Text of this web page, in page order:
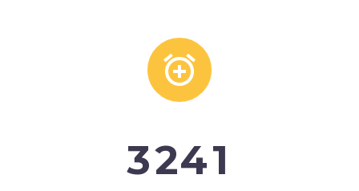


3241